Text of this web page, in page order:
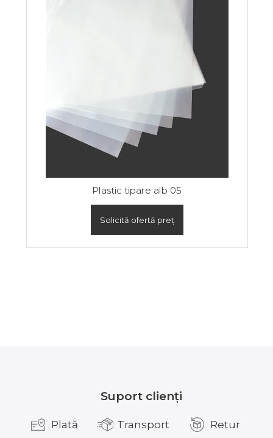
Plastic tipare alb 05
Solicită ofertă preț
Suport clienți
Plată Transport Retur